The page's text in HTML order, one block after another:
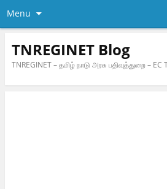
Menu
TNREGINET Blog
TNREGINET – தமிழ் நாடு அரசு பதிவுத்துறை – EC